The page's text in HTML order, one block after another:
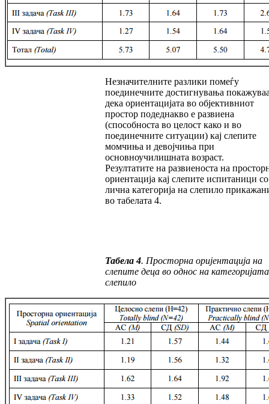
Незначителните разлики помеѓу
поединечните дос­тигнувања
дека ориентацијата во објективниот
простор подеднакво е развиена
(способноста во целост како и во
поединечните ситуации) кај слепите
момчиња и девојчиња при
основноучилишната возраст.
Резултатите на развиеноста на
ори­ен­тација кај слепите испитаници
лич­на категорија на слепило
во табе­ла­та 4.
Табела 4. Просторна оријентација на
слепите деца во однос на
слепило